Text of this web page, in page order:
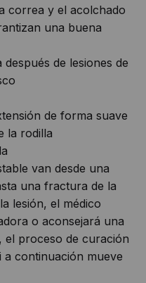
correa y el acolchado
una buena
de lesiones de
de forma suave
la rodilla
van desde una
una fractura de la
lesión, el médico
o aconsejará una
el proceso de curación
continuación mueve